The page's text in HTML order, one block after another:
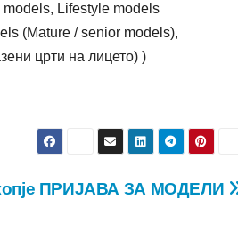
Lifestyle models
(Mature / senior models),
црти на лицето) )
ПРИЈАВА ЗА МОДЕЛИ